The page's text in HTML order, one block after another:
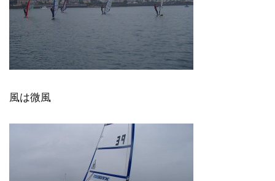
風は微風